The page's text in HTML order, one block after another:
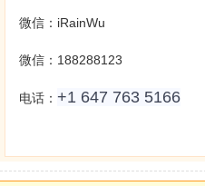
微信：iRainWu
微信：188288123
电话： +1 647 763 5166